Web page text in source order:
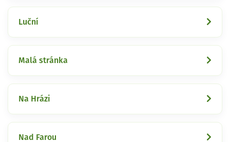
Luční
Malá stránka
Na Hrázi
Nad Farou